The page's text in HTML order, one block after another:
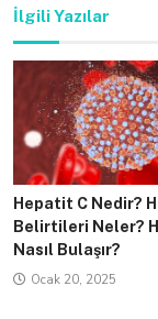
İlgili Yazılar
Hepatit C Nedir?
Belirtileri Neler?
Nasıl Bulaşır?
Ocak 20, 2025